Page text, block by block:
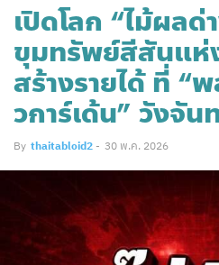
เปิดโลก “ไม้ผลด่
ขุมทรัพย์สีสันแห่
สร้างรายได้ ที่ “
วการ์เด้น” วังจัน
By thaitabloid2 - 30 พ.ค. 2026